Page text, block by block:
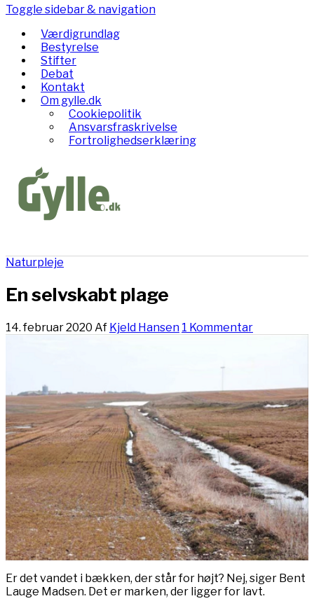
Toggle sidebar & navigation
Værdigrundlag
Bestyrelse
Stifter
Debat
Kontakt
Om gylle.dk
Cookiepolitik
Ansvarsfraskrivelse
Fortrolighedserklæring
Naturpleje
En selvskabt plage
14. februar 2020 Af Kjeld Hansen 1 Kommentar
Er det vandet i bækken, der står for højt? Nej, siger Bent
Lauge Madsen. Det er marken, der ligger for lavt.